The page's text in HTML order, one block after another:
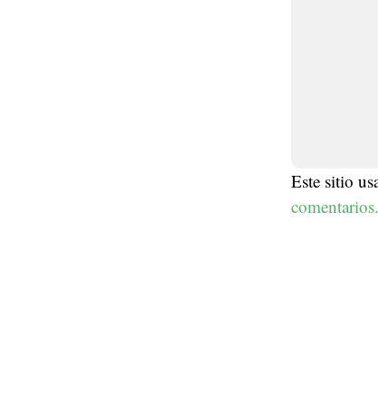
Este sitio
comentarios.